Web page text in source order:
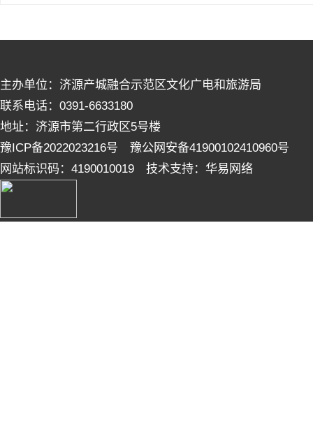
主办单位：济源产城融合示范区文化广电和旅游局
联系电话：0391-6633180
地址：济源市第二行政区5号楼
豫ICP备2022023216号 豫公网安备41900102410960号
网站标识码：4190010019 技术支持：华易网络